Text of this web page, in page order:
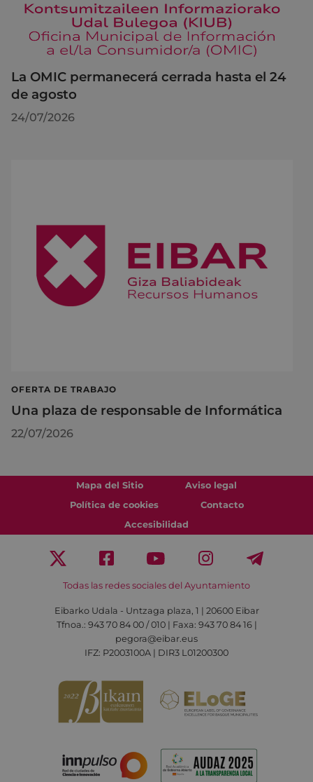
La OMIC permanecerá cerrada hasta el 24
de agosto
24/07/2026
OFERTA DE TRABAJO
Una plaza de responsable de Informática
22/07/2026
Mapa del Sitio
Aviso legal
Política de cookies
Contacto
Accesibilidad
Todas las redes sociales del Ayuntamiento
Eibarko Udala - Untzaga plaza, 1 | 20600 Eibar
Tfnoa.: 943 70 84 00 / 010 | Faxa: 943 70 84 16 |
pegora@eibar.eus
IFZ: P2003100A | DIR3 L01200300